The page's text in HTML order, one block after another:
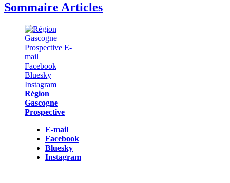
Sommaire Articles
Région
Gascogne
Prospective
E-mail
Facebook
Bluesky
Instagram